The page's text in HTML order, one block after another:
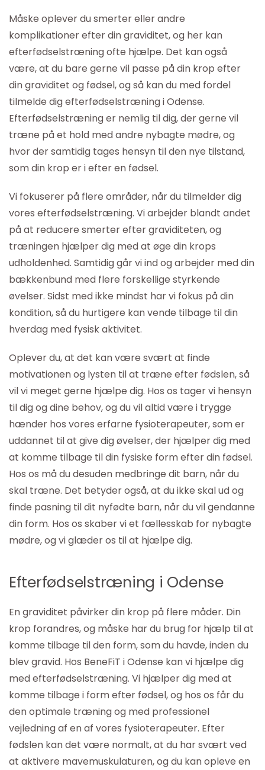
Måske oplever du smerter eller andre
komplikationer efter din graviditet, og her kan
efterfødselstræning ofte hjælpe. Det kan også
være, at du bare gerne vil passe på din krop efter
din graviditet og fødsel, og så kan du med fordel
tilmelde dig efterfødselstræning i Odense.
Efterfødselstræning er nemlig til dig, der gerne vil
træne på et hold med andre nybagte mødre, og
hvor der samtidig tages hensyn til den nye tilstand,
som din krop er i efter en fødsel.
Vi fokuserer på flere områder, når du tilmelder dig
vores efterfødselstræning. Vi arbejder blandt andet
på at reducere smerter efter graviditeten, og
træningen hjælper dig med at øge din krops
udholdenhed. Samtidig går vi ind og arbejder med din
bækkenbund med flere forskellige styrkende
øvelser. Sidst med ikke mindst har vi fokus på din
kondition, så du hurtigere kan vende tilbage til din
hverdag med fysisk aktivitet.
Oplever du, at det kan være svært at finde
motivationen og lysten til at træne efter fødslen, så
vil vi meget gerne hjælpe dig. Hos os tager vi hensyn
til dig og dine behov, og du vil altid være i trygge
hænder hos vores erfarne fysioterapeuter, som er
uddannet til at give dig øvelser, der hjælper dig med
at komme tilbage til din fysiske form efter din fødsel.
Hos os må du desuden medbringe dit barn, når du
skal træne. Det betyder også, at du ikke skal ud og
finde pasning til dit nyfødte barn, når du vil gendanne
din form. Hos os skaber vi et fællesskab for nybagte
mødre, og vi glæder os til at hjælpe dig.
Efterfødselstræning i Odense
En graviditet påvirker din krop på flere måder. Din
krop forandres, og måske har du brug for hjælp til at
komme tilbage til den form, som du havde, inden du
blev gravid. Hos BeneFiT i Odense kan vi hjælpe dig
med efterfødselstræning. Vi hjælper dig med at
komme tilbage i form efter fødsel, og hos os får du
den optimale træning og med professionel
vejledning af en af vores fysioterapeuter. Efter
fødslen kan det være normalt, at du har svært ved
at aktivere mavemuskulaturen, og du kan opleve en